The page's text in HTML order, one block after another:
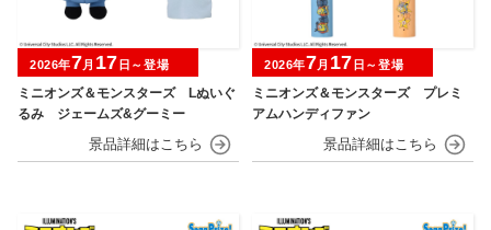
ミニオンズ＆モンスターズ Lぬいぐ
るみ ジェームズ&グーミー
2026年7月 17 日～登場
ミニオンズ＆モンスターズ プレミ
アムハンディファン
2026年7月 17 日～登場